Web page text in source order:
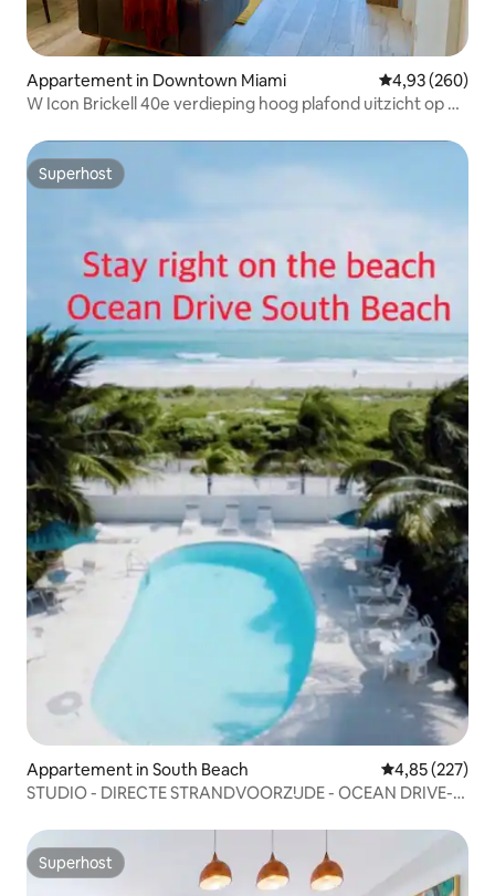
Appartement in Downtown Miami Gemiddelde
4,93 (260)
W Icon Brickell 40e verdieping hoog plafond uitzicht op de
Superhost
Superhost
Appartement in South Beach Gemiddelde
4,85 (227)
STUDIO - DIRECTE STRANDVOORZIJDE - OCEAN DRIVE-
Superhost
Superhost